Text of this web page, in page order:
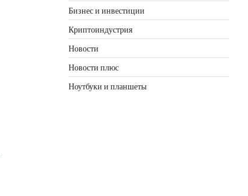
Бизнес и инвестиции
Криптоиндустрия
Новости
Новости плюс
Ноутбуки и планшеты